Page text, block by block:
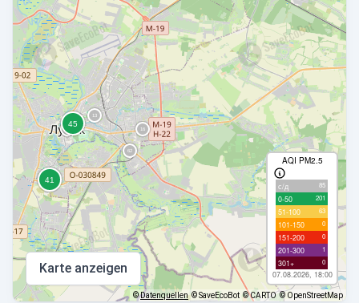
AQI PM2.5
с/д 85
0-50 201
51-100 63
101-150 0
151-200 0
201-300 1
301+ 0
07.08.2026, 18:00
Karte anzeigen
©Datenquellen © SaveEcoBot © CARTO © OpenStreetMap